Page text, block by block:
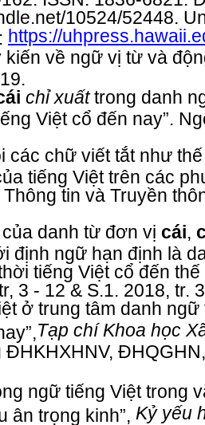
10524/52448.
https://
kiến về ngữ vị từ và
chỉ xuấttrong danh
Việt cổ đến nay”.
các chữ viết tắt như
tiếng Việt trên các
tin và Truyền
danh từ đơn vị cái,
định ngữ hạn định là
tiếng Việt cổ đến thế
3 - 12 & S.1. 2018, tr.
ở trung tâm danh
Tạp chí Khoa học
ngữ tiếng Việt trong
ân trọng kinh”, Kỷ yếu